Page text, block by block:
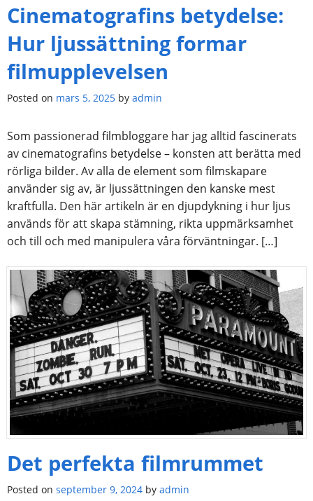
Cinematografins betydelse:
Hur ljussättning formar
filmupplevelsen
Posted on mars 5, 2025 by admin
Som passionerad filmbloggare har jag alltid fascinerats
av cinematografins betydelse – konsten att berätta med
rörliga bilder. Av alla de element som filmskapare
använder sig av, är ljussättningen den kanske mest
kraftfulla. Den här artikeln är en djupdykning i hur ljus
används för att skapa stämning, rikta uppmärksamhet
och till och med manipulera våra förväntningar. […]
Det perfekta filmrummet
Posted on september 9, 2024 by admin